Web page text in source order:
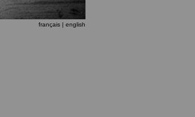
français | english